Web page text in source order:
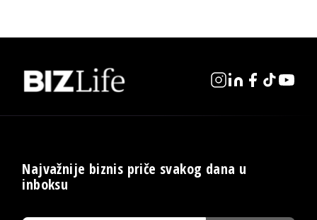
Najvažnije biznis priče svakog dana u
inboksu